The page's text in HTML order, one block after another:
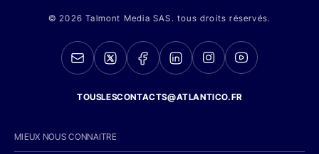
© 2026 Talmont Media SAS. tous droits réservés.
TOUSLESCONTACTS@ATLANTICO.FR
MIEUX NOUS CONNAITRE